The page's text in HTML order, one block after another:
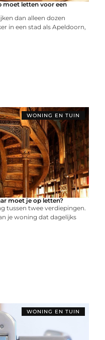
moet letten voor een
dan alleen dozen
in een stad als Apeldoorn,
WONING EN TUIN
moet je op letten?
tussen twee verdiepingen.
je woning dat dagelijks
WONING EN TUIN